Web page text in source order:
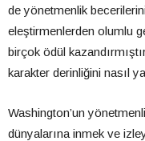
de yönetmenlik
eleştirmenlerden olumlu
birçok ödül
karakter derinliğini nasıl
Washington’un
dünyalarına inmek ve